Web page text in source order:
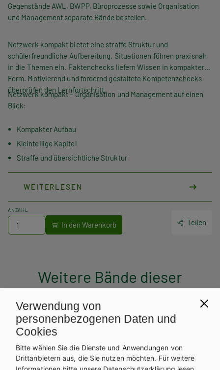
Gegenstände AWL, BWPP, Büroprozesse sowie Organisation
und Management separate Bände bestellen.
Netzwerk kompakt bietet eine straffe Struktur und
schülerfreundliche Aufbereitung. Situationen führen praxisnah
in die Themen ein. Faktenchecks liefern Wissen in kompakter
Form. Motivierend und fordernd gestaltete Kompetenzchecks
überprüfen den Lernfortschritt.
Netzwerk kompakt – Organisation und Management auf einen
Blick:
Kompakter Aufbau
Kleinteilige Kapitel
Straffe und übersichtliche Struktur
Topaktuell
Sehr viele Übungen, Anwendungen und Kompetenztrainings
Schüler/innen das Buch automatisch und ohne Mehrkosten
auch als E-Book.
WEITERLESEN
ANZAHL
Teilen
Weitere Bände dieser
Verwendung von
personenbezogenen Daten und
Cookies
Bitte wählen Sie die Dienste und Anwendungen von
Drittanbietern aus, die Sie nutzen möchten. Für weitere